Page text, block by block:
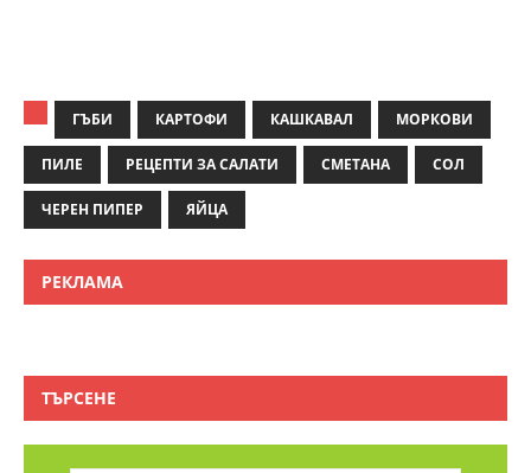
ГЪБИ КАРТОФИ КАШКАВАЛ МОРКОВИ
ПИЛЕ РЕЦЕПТИ ЗА САЛАТИ СМЕТАНА СОЛ
ЧЕРЕН ПИПЕР ЯЙЦА
РЕКЛАМА
ТЪРСЕНЕ